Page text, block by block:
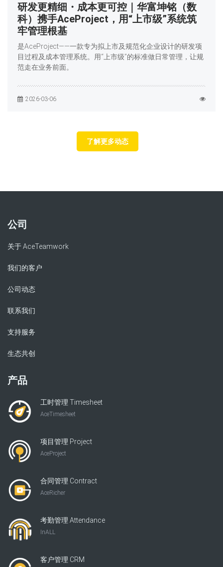
研发更精细・成本更可控｜华富坤铭（数
科）携手AceProject，用“上市级”系统筑
牢管理根基
是AceProject——一款专为拟上市及规范化企业设计的研发项
目过程及成本管理系统。用“上市级”的标准做日常管理，让规
范走在业务前面。
2026-03-06
了解更多动态
公司
关于 AceTeamwork
我们的客户
公司动态
联系我们
支持服务
生态共创
产品
工时管理 Timesheet
AceTimesheet
项目管理 Project
AceProject
合同管理 Contract
AceRicher
考勤管理 Attendance
InALL
客户管理 CRM